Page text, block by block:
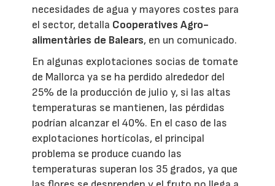
necesidades de agua y mayores costes para
el sector, detalla Cooperatives Agro-
alimentàries de Balears, en un comunicado.
En algunas explotaciones socias de tomate
de Mallorca ya se ha perdido alrededor del
25% de la producción de julio y, si las altas
temperaturas se mantienen, las pérdidas
podrían alcanzar el 40%. En el caso de las
explotaciones hortícolas, el principal
problema se produce cuando las
temperaturas superan los 35 grados, ya que